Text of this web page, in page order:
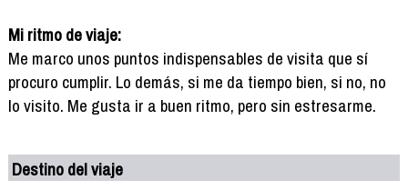
Mi ritmo de viaje:
Me marco unos puntos indispensables de visita que sí
procuro cumplir. Lo demás, si me da tiempo bien, si no, no
lo visito. Me gusta ir a buen ritmo, pero sin estresarme.
Destino del viaje